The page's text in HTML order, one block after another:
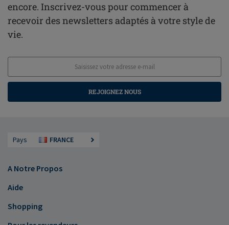
encore. Inscrivez-vous pour commencer à
recevoir des newsletters adaptés à votre style de
vie.
REJOIGNEZ NOUS
Pays FRANCE
A Notre Propos
Aide
Shopping